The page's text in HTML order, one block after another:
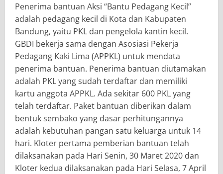
Penerima bantuan Aksi “Bantu Pedagang Kecil”
adalah pedagang kecil di Kota dan Kabupaten
Bandung, yaitu PKL dan pengelola kantin kecil.
GBDI bekerja sama dengan Asosiasi Pekerja
Pedagang Kaki Lima (APPKL) untuk mendata
penerima bantuan. Penerima bantuan diutamakan
adalah PKL yang sudah terdaftar dan memiliki
kartu anggota APPKL. Ada sekitar 600 PKL yang
telah terdaftar. Paket bantuan diberikan dalam
bentuk sembako yang dasar perhitungannya
adalah kebutuhan pangan satu keluarga untuk 14
hari. Kloter pertama pemberian bantuan telah
dilaksanakan pada Hari Senin, 30 Maret 2020 dan
Kloter kedua dilaksanakan pada Hari Selasa, 7 April